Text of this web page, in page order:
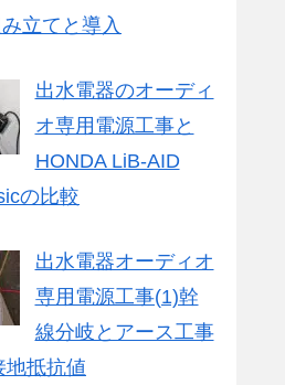
立てと導入
出水電器のオーディ
オ専用電源工事と
HONDA LiB-AID
の比較
出水電器オーディオ
専用電源工事(1)幹
線分岐とアース工事
地抵抗値